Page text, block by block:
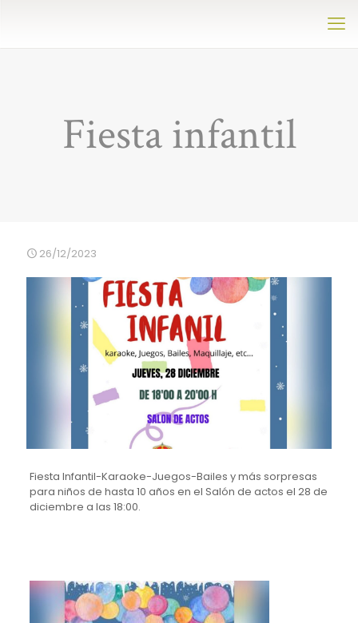
Fiesta infantil
26/12/2023
Fiesta Infantil-Karaoke-Juegos-Bailes y más sorpresas
para niños de hasta 10 años en el Salón de actos el 28 de
diciembre a las 18:00.